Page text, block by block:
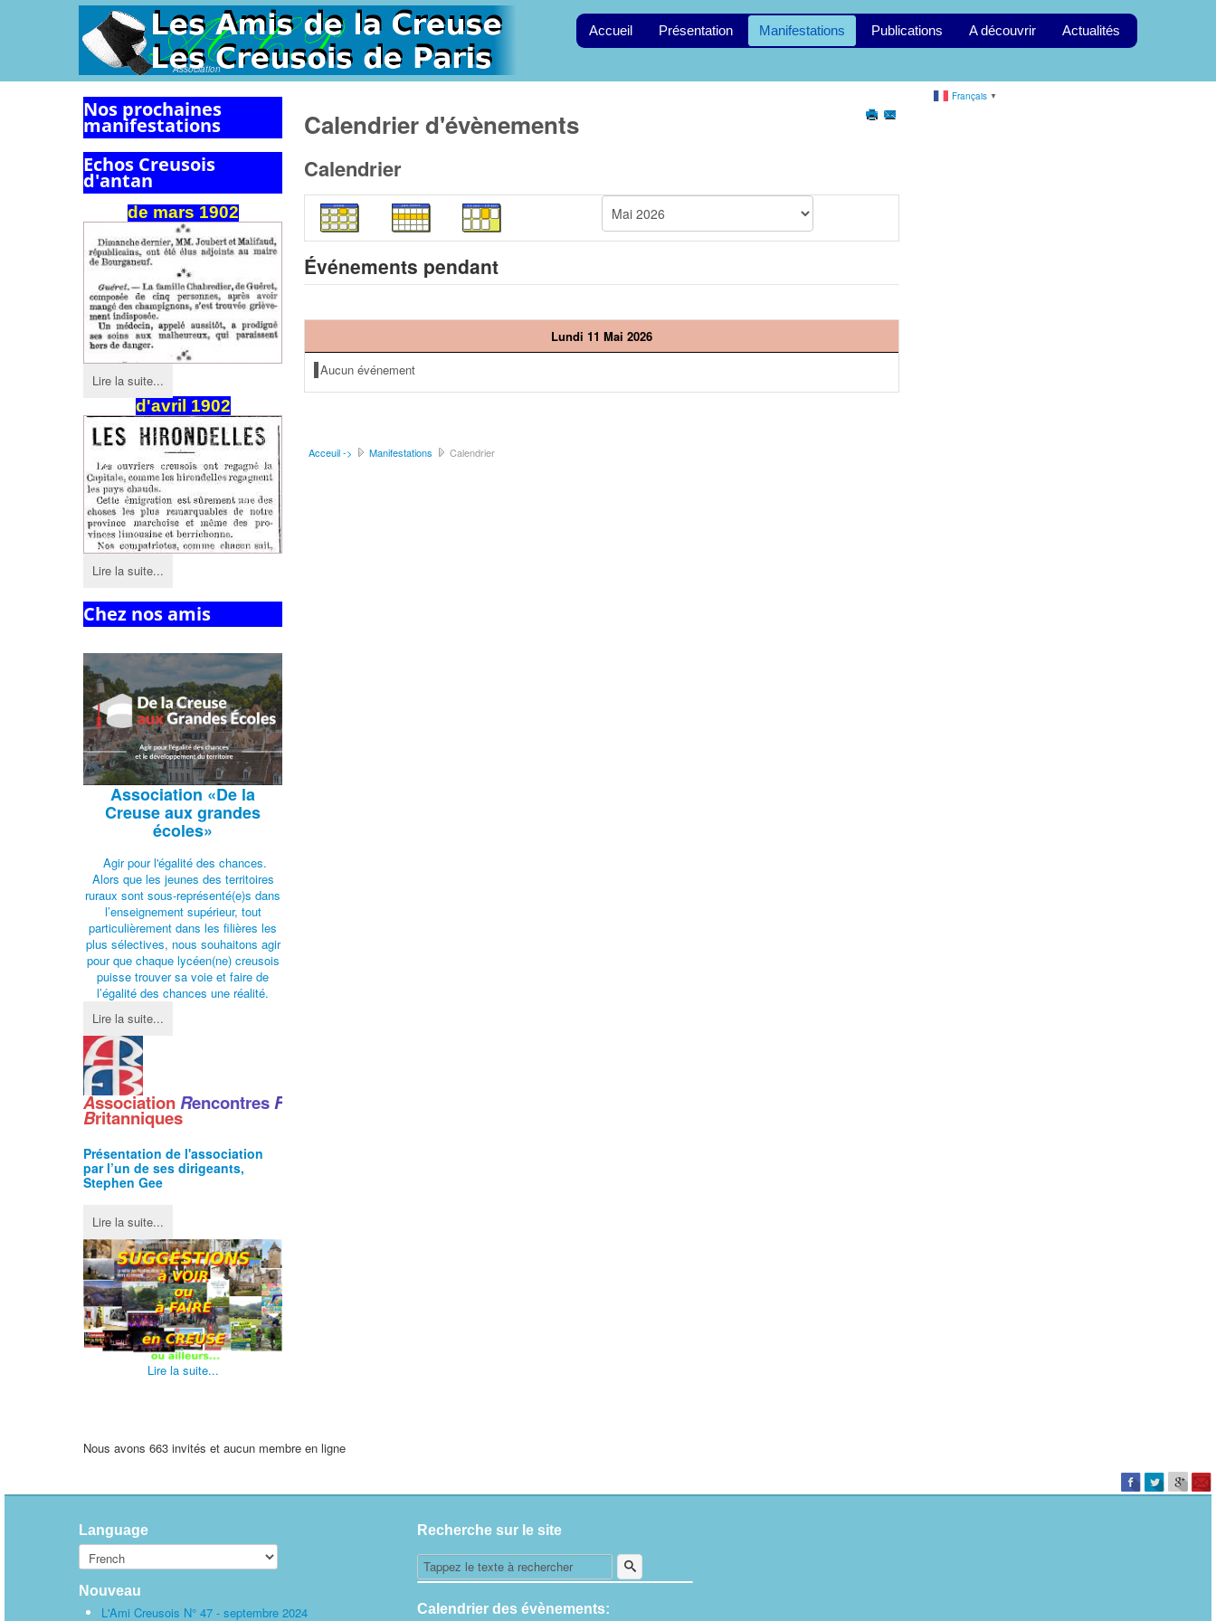
Association
Accueil Présentation Manifestations Publications A découvrir Actualités
Nos prochaines
manifestations
Echos Creusois
d'antan
de mars 1902
Lire la suite...
d'avril 1902
Lire la suite...
Chez nos amis
Association «De la
Creuse aux grandes
écoles»
Agir pour l'égalité des chances.
Alors que les jeunes des territoires
ruraux sont sous-représenté(e)s dans
l’enseignement supérieur, tout
particulièrement dans les filières les
plus sélectives, nous souhaitons agir
pour que chaque lycéen(ne) creusois
puisse trouver sa voie et faire de
l’égalité des chances une réalité.
Lire la suite...
AssociationRencontresF
Britanniques
Présentation de l'association
par l’un de ses dirigeants,
Stephen Gee
Lire la suite...
Lire la suite...
Calendrier d'évènements
Calendrier
Événements pendant
Lundi 11 Mai 2026
Aucun événement
Acceuil -> Manifestations Calendrier
Français ▼
Nous avons 663 invités et aucun membre en ligne
Language
Nouveau
L'Ami Creusois N° 47 - septembre 2024
Recherche sur le site
Calendrier des évènements: